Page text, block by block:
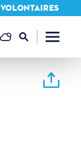
VOLONTAIRES